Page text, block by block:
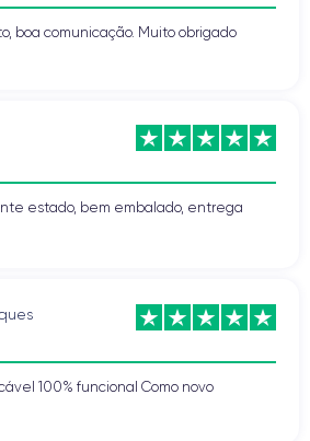
boa comunicação. Muito obrigado
estado, bem embalado, entrega
100% funcional Como novo